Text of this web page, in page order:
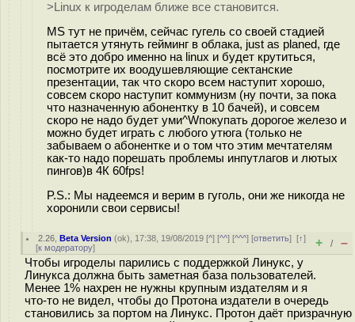
>Linux к игроделам ближе все становится.
MS тут не причём, сейчас гугель со своей стадией
пытается утянуть гейминг в облака, just as planed, где
всё это добро именно на linux и будет крутиться,
посмотрите их воодушевляющие сектанские
презентации, так что скоро всем наступит хорошо,
совсем скоро наступит коммунизм (ну почти, за пока
что назначенную абонентку в 10 бачей), и совсем
скоро не надо будет уми^Wпокупать дорогое железо и
можно будет играть с любого утюга (только не
забываем о абонентке и о том что этим мечтателям
как-то надо порешать проблемы инпутлагов и лютых
пингов)в 4К 60fps!
P.S.: Мы надеемся и верим в гуголь, они же никогда не
хоронили свои сервисы!
2.26 ,Beta Version (ok), 17:38, 19/08/2019 [^] [^^] [^^^] [ответить][↑]
[к модератору] + / –
Чтобы игроделы парились с поддержкой Линукс, у
Линукса должна быть заметная база пользователей.
Менее 1% нахрен не нужны крупным издателям и я
что-то не видел, чтобы до Протона издатели в очередь
становились за портом на Линукс. Протон даёт призрачную